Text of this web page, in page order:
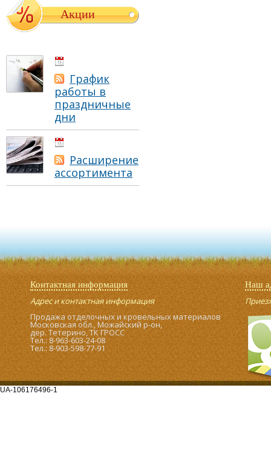
Акции
График
работы в
праздничные
дни
Расширение
ассортимента
Контактная информация
Адрес и контактная информация
Продажа отделочных и кровельных материалов
Московская обл., Можайский р-он,
дер. Тетерино, ТК ГРОСС
Тел.: 8-963-603-24-08
Тел.: 8-903-598-77-91
Наш
UA-106176496-1